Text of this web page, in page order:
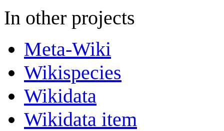
In other projects
Meta-Wiki
Wikispecies
Wikidata
Wikidata item